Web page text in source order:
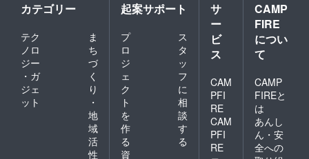
カテゴリー
テク
ノロ
ジー
・ガ
ジェ
ット
ま
ち
づ
く
り
・
地
域
活
性
起案サポート
プ
ロ
ジ
ェ
ク
ト
を
作
る
ス
タ
ッ
フ
に
相
談
す
る
資
サ
ー
ビ
ス
CAM
PFI
RE
CAM
PFI
RE
CAMP
FIRE
につい
て
CAMP
FIREと
は
あんし
ん・安
全への